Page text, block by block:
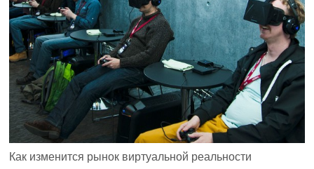
Как изменится рынок виртуальной реальности